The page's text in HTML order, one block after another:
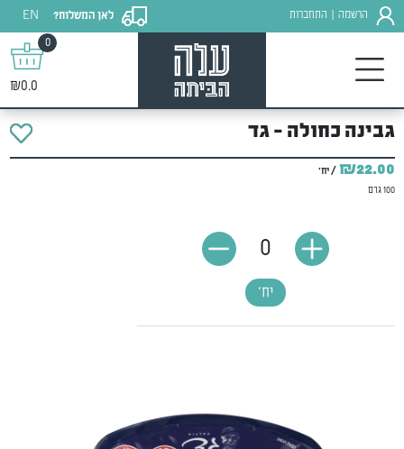
הרשמה התחברות לאן המשלוח?
EN
0
₪0.0
גבינה כחולה - גד
₪22.00 / יח'
100 גרם
יח'
0